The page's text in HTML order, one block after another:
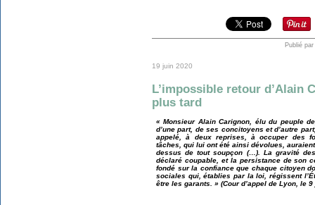
Publié
19 juin 2020
L’impossible retour d’Alain
plus tard
« Monsieur Alain Carignon, élu du peuple
d’une part, de ses concitoyens et d’autre
appelé, à deux reprises, à occuper des
tâches, qui lui ont été ainsi dévolues,
dessus de tout soupçon (…). La gravité
déclaré coupable, et la persistance de son
fondé sur la confiance que chaque citoyen
sociales qui, établies par la loi, régissent
être les garants. » (Cour d’appel de Lyon, le